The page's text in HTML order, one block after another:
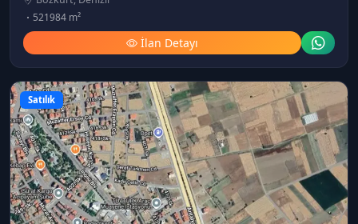
521984 m²
İlan Detayı
Satılık